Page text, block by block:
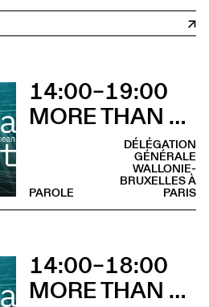
14:00–19:00
MORE THAN PLANET : OCEAN-SPACE-OCEAN EDITION
DÉLÉGATION
GÉNÉRALE
WALLONIE-
BRUXELLES À
PARIS
PAROLE
14:00–18:00
MORE THAN PLANET : OCEAN-SPACE-OCEAN EDITION